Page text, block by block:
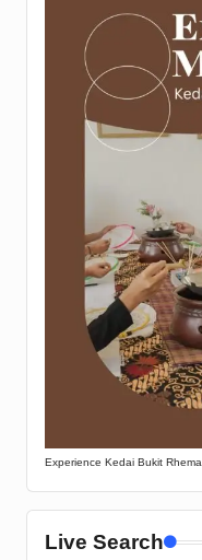
Experience Kedai Bukit Rhema
Live Search